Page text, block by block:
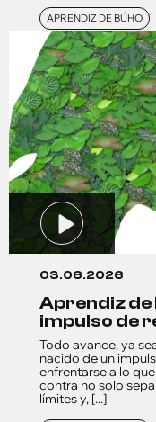
APRENDIZ DE BÚHO
03.06.2026
aprendiz de búho – contra,
impulso de
Todo avance, ya
nacido de un
enfrentarse a lo
contra no solo
límites y, [...]